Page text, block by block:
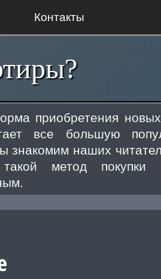
Контакты
приобретения
все большую
знакомим наших
метод покупки